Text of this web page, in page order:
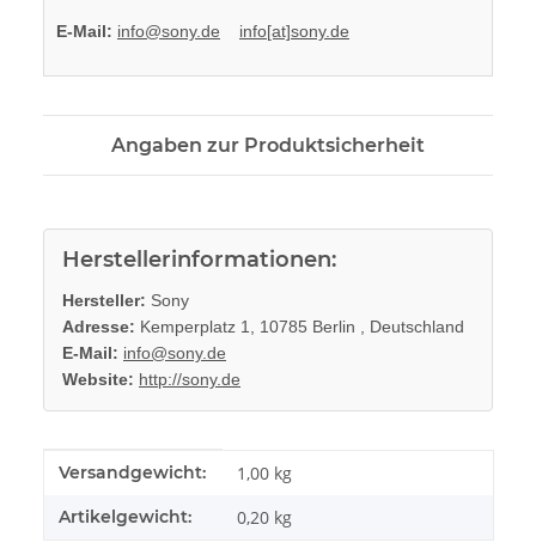
E-Mail: info@sony.de info[at]sony.de
Angaben zur Produktsicherheit
Herstellerinformationen:
Hersteller: Sony
Adresse: Kemperplatz 1, 10785 Berlin , Deutschland
E-Mail: info@sony.de
Website: http://sony.de
Produkteigenschaft
Wert
Versandgewicht: 1,00 kg
Artikelgewicht: 0,20 kg